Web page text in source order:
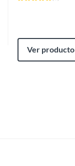
Ver producto